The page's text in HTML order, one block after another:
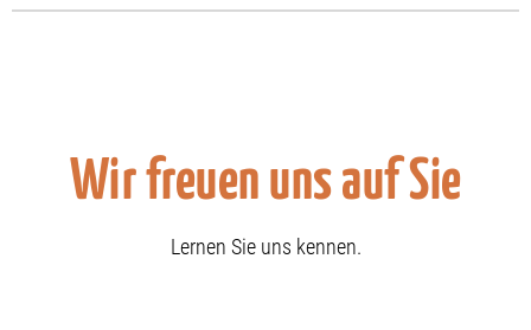
Wir freuen uns auf Sie
Lernen Sie uns kennen.